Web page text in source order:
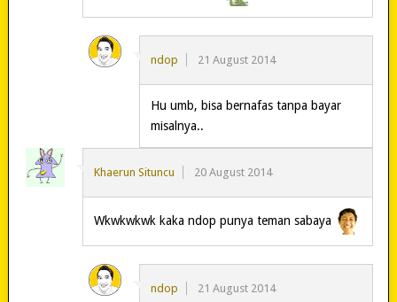
ndop 21 August 2014
Hu umb, bisa bernafas tanpa bayar
misalnya..
Khaerun Situncu 20 August 2014
Wkwkwkwk kaka ndop punya teman sabaya
ndop 21 August 2014